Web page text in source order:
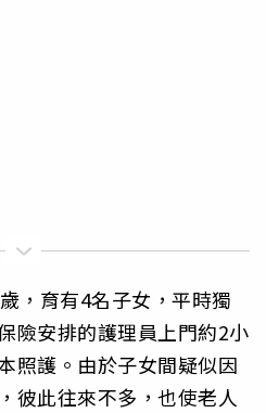
，育有4名子女，平時獨
險安排的護理員上門約2小
照護。由於子女間疑似因
彼此往來不多，也使老人